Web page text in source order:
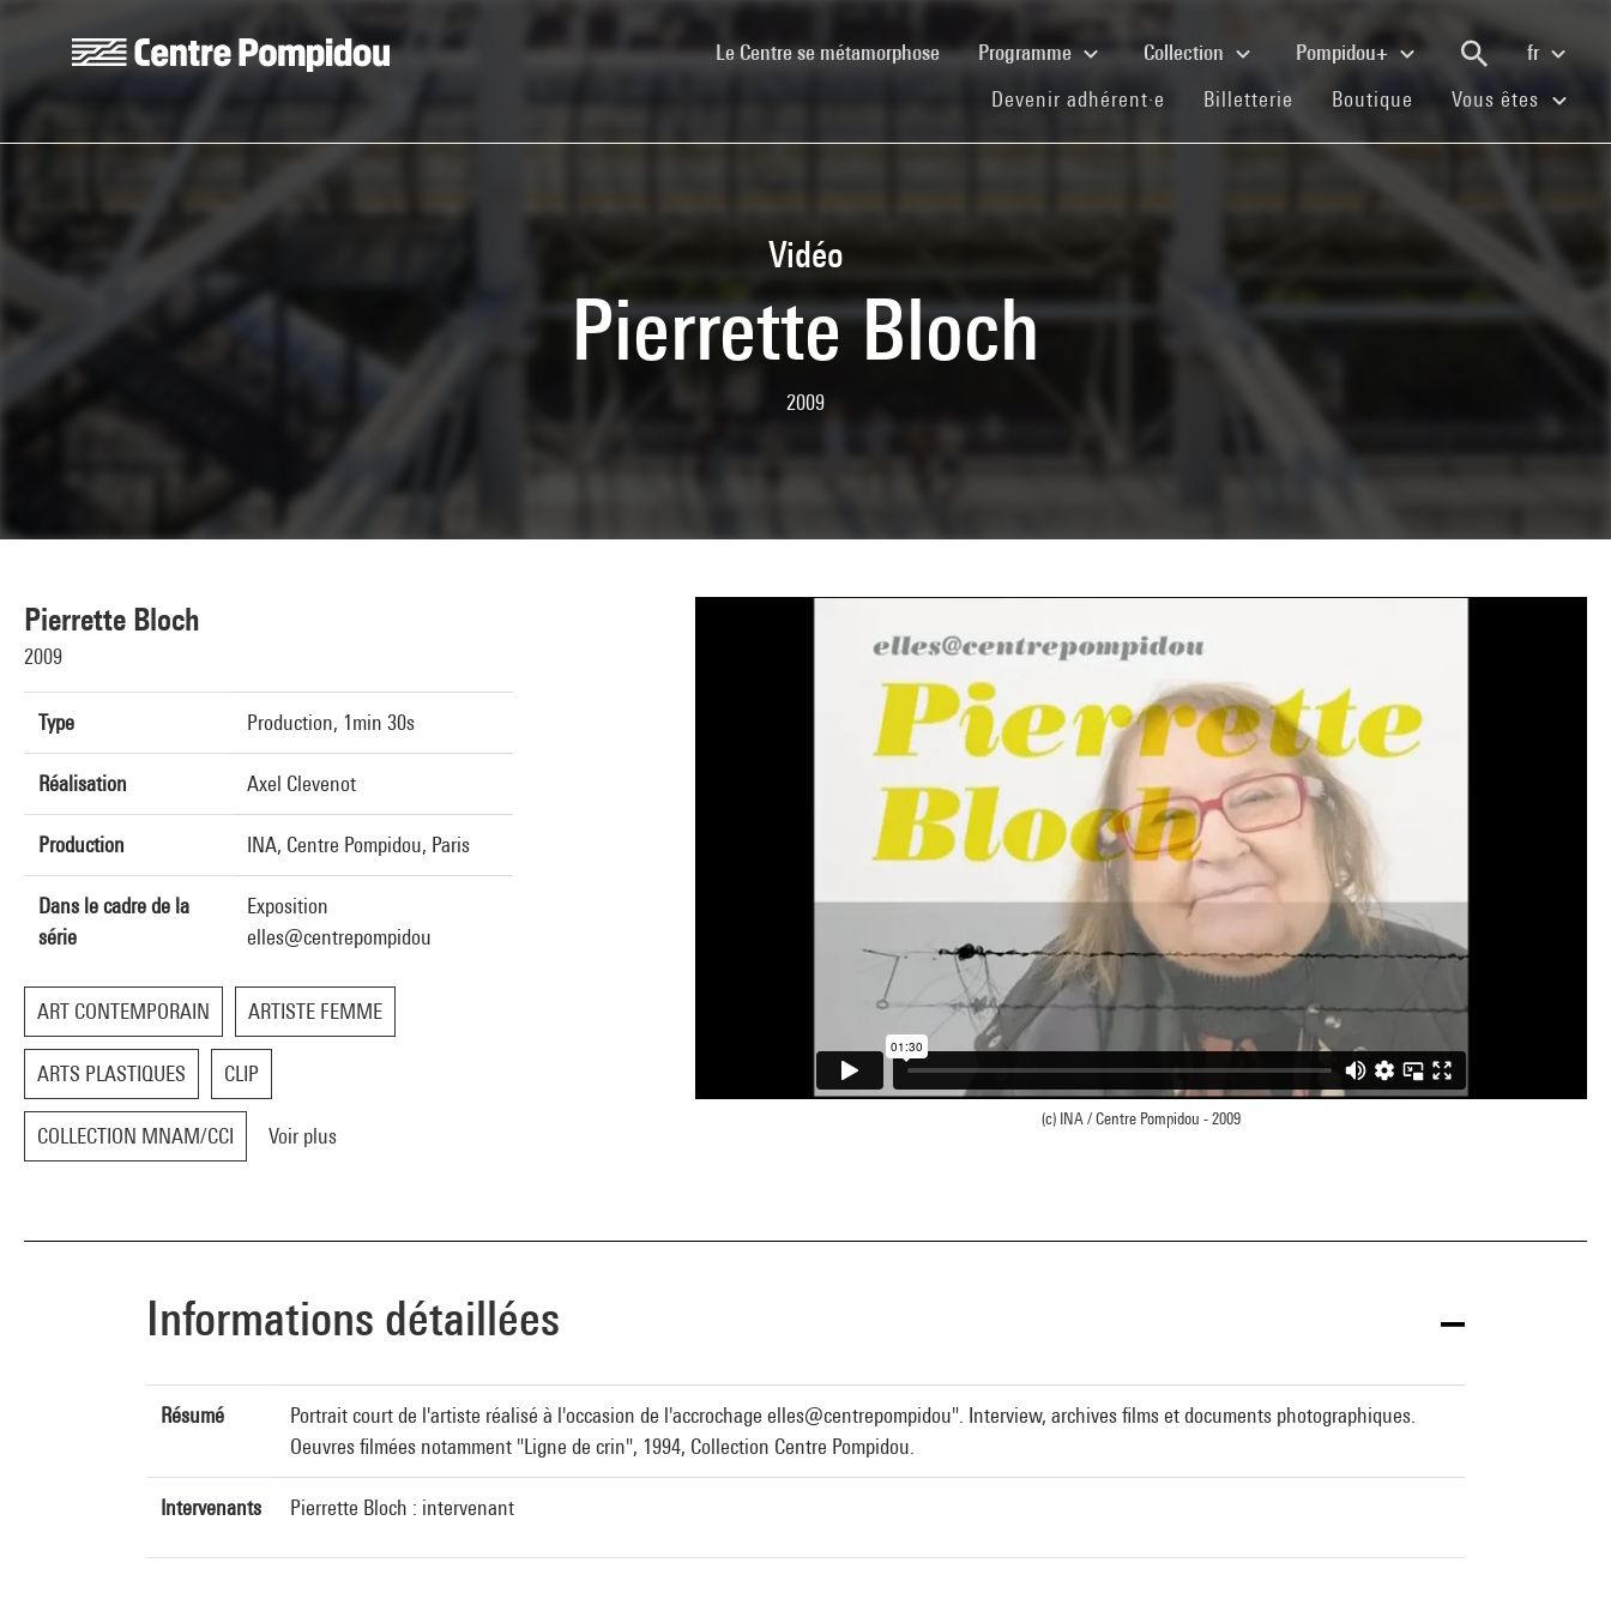
Le Centre se métamorphose(current)Programme Collection Pompidou+
fr
Devenir adhérent·e (current)
Billetterie (current)
Boutique (current)
Vous êtes
Vidéo
Pierrette Bloch
2009
Pierrette Bloch
2009
Type Production, 1min 30s
Réalisation Axel Clevenot
Production INA, Centre Pompidou, Paris
Dans le cadre de la
série
Exposition
elles@centrepompidou
ART CONTEMPORAIN ARTISTE FEMME
ARTS PLASTIQUES CLIP
COLLECTION MNAM/CCI Voir plus
(c) INA / Centre Pompidou - 2009
Informations détaillées
Résumé
Portrait court de l'artiste réalisé à l'occasion de l'accrochage elles@centrepompidou". Interview, archives films et documents photographiques.
Oeuvres filmées notamment "Ligne de crin", 1994, Collection Centre Pompidou.
Intervenants Pierrette Bloch : intervenant